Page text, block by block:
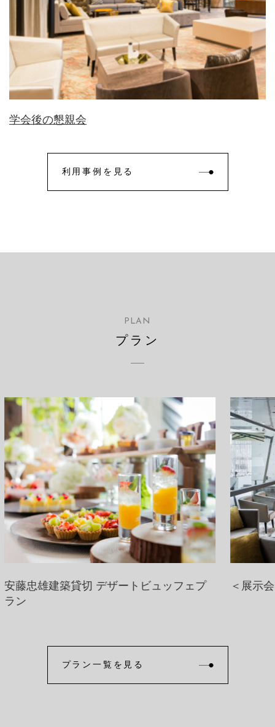
学会後の懇親会
利用事例を見る
PLAN
プラン
＜展示会・イベントに＞全館貸切プラン ラ
プラン一覧を見る